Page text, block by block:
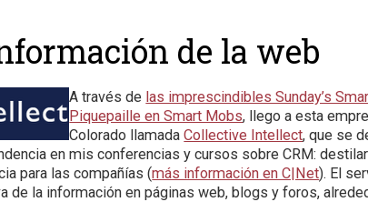
de la web
A través de las imprescindibles Sunday’s
Piquepaille en Smart Mobs, llego a esta
Colorado llamadaCollective Intellect, que se
en mis conferencias y cursos sobre CRM:
para las compañías (más información en C|Net). El
de la información en páginas web, blogs y foros,